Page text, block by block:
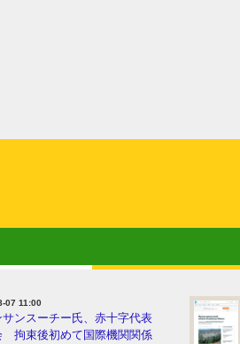
07 11:00
サンスーチー氏、赤十字代表
拘束後初めて国際機関関係